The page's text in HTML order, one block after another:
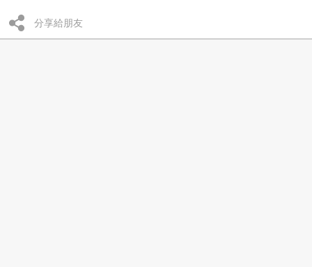
分享給朋友